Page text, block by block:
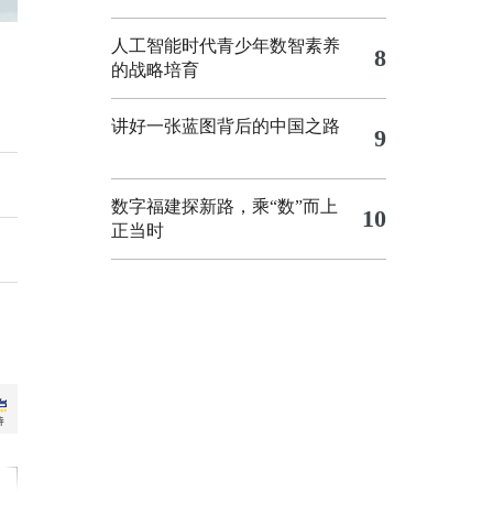
人工智能时代青少年数智素养
的战略培育
8
讲好一张蓝图背后的中国之路 9
数字福建探新路，乘“数”而上
正当时
10